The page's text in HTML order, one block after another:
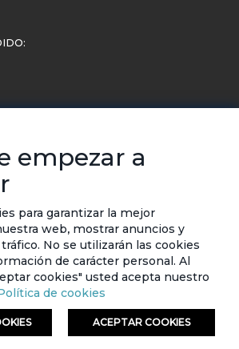
sobre últimas colecciones,
newsletter
SUSCRIBIRSE
Todos los derechos reservados.
empezar a
para garantizar la mejor
web, mostrar anuncios y
No se utilizarán las cookies
de carácter personal. Al
cookies" usted acepta nuestro
de cookies
ACEPTAR COOKIES